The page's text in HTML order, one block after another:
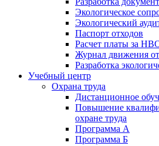
Экологическое
Экологический
Паспорт отходов
Расчет платы за
Журнал движения
Разработка
Учебный центр
Охрана труда
Дистанционное
Повышение
охране труда
Программа А
Программа Б